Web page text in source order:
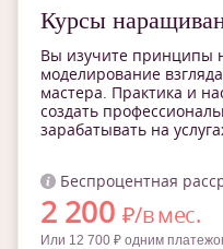
Курсы
Вы изучите принципы
моделирование
мастера. Практика и
создать
зарабатывать на
Беспроцентная
2 200 ₽/в мес.
Или 12 700 ₽ одним